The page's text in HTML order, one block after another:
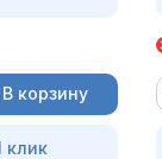
В корзину
клик